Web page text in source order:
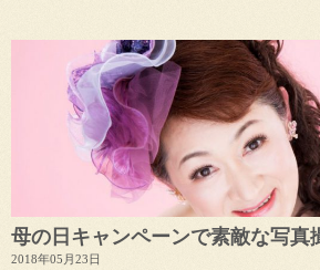
母の日キャンペーンで素敵な写真
2018年05月23日